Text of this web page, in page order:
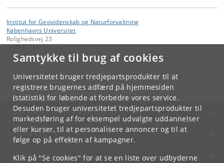
Samtykke til brug af cookies
Universitetet bruger tredjepartsprodukter til at
registrere brugernes adfærd på hjemmesiden
(statistik) for løbende at forbedre vores service.
Desuden bruger universitetet tredjepartsprodukter til
markedsføring af for eksempel udvalgte uddannelser
eller kurser, til at personalisere annoncer og til at
følge op på effekten af kampagner.
Klik på "Se cookies" for at se en liste over udbyderne
Institut for Geovidenskab og Naturforvaltning
Københavns Universitet
Rolighedsvej 23
Videntjenesten
KØBENHAVNS UNIVERSITET
KONTAKT
SERVICES